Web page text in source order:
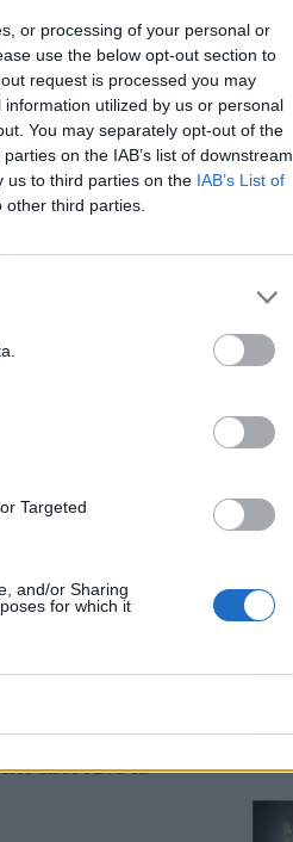
or processing of your personal or
use the below opt-out section to
request is processed you may
utilized by us or personal
You may separately opt-out of the
on the IAB’s list of downstream
us to third parties on the IAB’s List of
third parties.
Targeted
and/or Sharing
for which it
al cliente
lo
vez más
a
compañías
tan
empresas
puede llegar a
merezca la